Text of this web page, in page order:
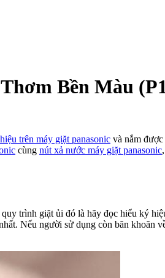
Bền Màu
trên máy giặt panasonic và nắm
cùng nút xả nước máy giặt panasonic
trình giặt ủi đó là hãy đọc hiểu ký
Nếu người sử dụng còn băn khoăn